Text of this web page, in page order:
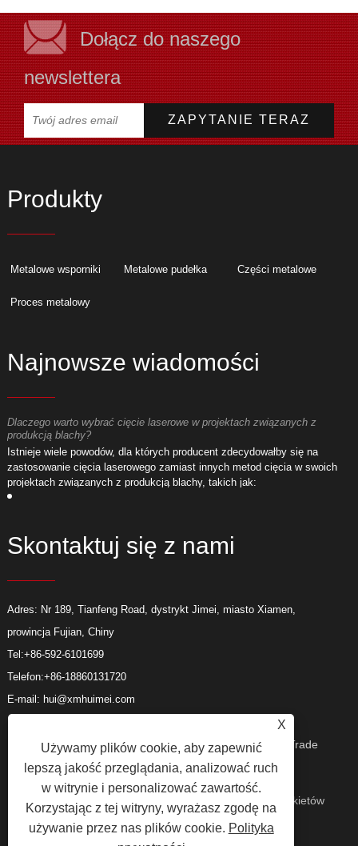
Dołącz do naszego
newslettera
Produkty
Metalowe wsporniki Metalowe pudełka Części metalowe
Proces metalowy
Najnowsze wiadomości
Dlaczego warto wybrać cięcie laserowe w projektach związanych z
produkcją blachy?
Istnieje wiele powodów, dla których producent zdecydowałby się na
zastosowanie cięcia laserowego zamiast innych metod cięcia w swoich
projektach związanych z produkcją blachy, takich jak:
Skontaktuj się z nami
Adres: Nr 189, Tianfeng Road, dystrykt Jimei, miasto Xiamen,
prowincja Fujian, Chiny
Tel:+86-592-6101699
Telefon:+86-18860131720
E-mail: hui@xmhuimei.com
Prawa autorskie © 2024 Xiamen Huimei Industry and Trade
Co., Ltd. Wszelkie prawa zastrzeżone. Spinki do mankietów
X
Używamy plików cookie, aby zapewnić
lepszą jakość przeglądania, analizować ruch
w witrynie i personalizować zawartość.
Korzystając z tej witryny, wyrażasz zgodę na
używanie przez nas plików cookie. Polityka